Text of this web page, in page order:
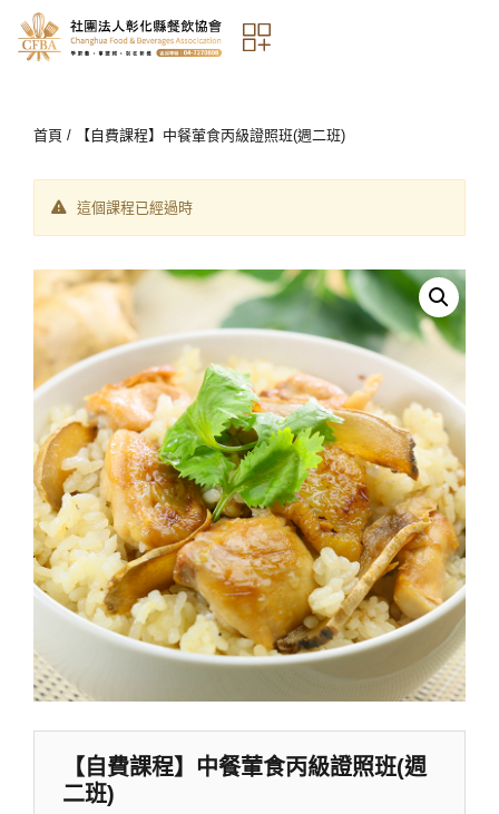
首頁 / 【自費課程】中餐葷食丙級證照班(週二班)
這個課程已經過時
【自費課程】中餐葷食丙級證照班(週
二班)